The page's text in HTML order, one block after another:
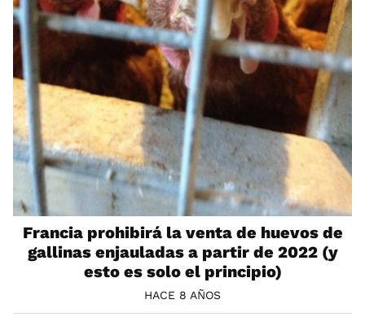
Francia prohibirá la venta de huevos de
gallinas enjauladas a partir de 2022 (y
esto es solo el principio)
HACE 8 AÑOS